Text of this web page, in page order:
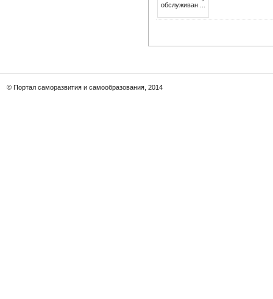
© Портал саморазвития и самообразования, 2014